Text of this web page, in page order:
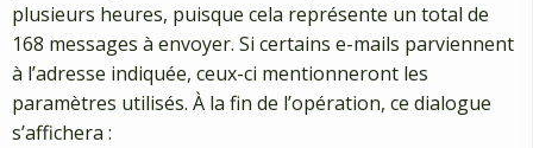
plusieurs heures, puisque cela représente un total de
168 messages à envoyer. Si certains e-mails parviennent
à l’adresse indiquée, ceux-ci mentionneront les
paramètres utilisés. À la fin de l’opération, ce dialogue
s’affichera :